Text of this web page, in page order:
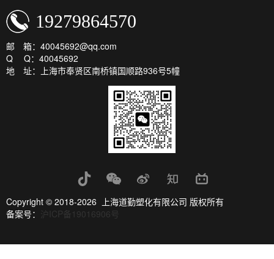
19279864570
邮 箱：40045692@qq.com
Q Q：40045692
地 址：上海市奉贤区南桥镇国顺路936号5幢
Copyright © 2018-2026 上海道勤塑化有限公司 版权所有
备案号： 沪ICP备19016906号